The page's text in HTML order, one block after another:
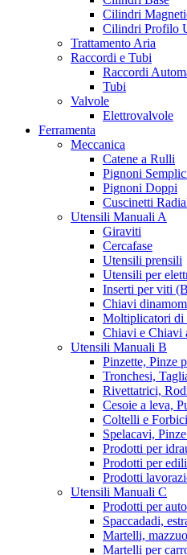
Cilindri
Cilindri Profilo
Trattamento Aria
Raccordi e Tubi
Raccordi
Tubi
Valvole
Elettrovalvole
Ferramenta
Meccanica
Catene a Rulli
Pignoni
Pignoni Doppi
Cuscinetti
Utensili Manuali A
Giraviti
Cercafase
Utensili prensili
Utensili per
Inserti per viti
Chiavi
Moltiplicatori di
Chiavi e Chiavi
Utensili Manuali B
Pinzette, Pinze
Tronchesi,
Rivettatrici,
Cesoie a leva,
Coltelli e
Spelacavi,
Prodotti per
Prodotti per
Prodotti
Utensili Manuali C
Prodotti per
Spaccadadi,
Martelli,
Martelli per